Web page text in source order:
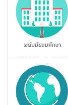
ระดับมัธยมศึกษา